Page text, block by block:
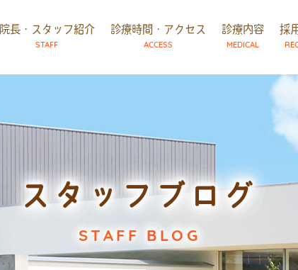
院長・スタッフ紹介
STAFF
診療時間・アクセス
ACCESS
診療内容
MEDICAL
採
スタッフブログ
STAFF BLOG